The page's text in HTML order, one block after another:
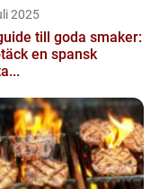
2025
till goda smaker:
en spansk